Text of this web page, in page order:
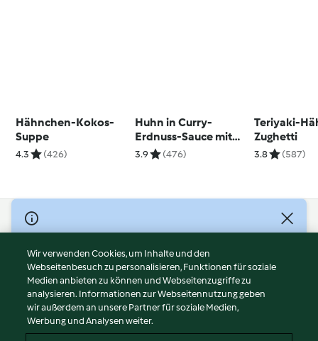
Hähnchen-Kokos-
Suppe
4.3 (426)
Huhn in Curry-
Erdnuss-Sauce mit
grünem Spargel und
3.9 (476)
Teriyaki-
Zughetti
3.8 (587)
© Copyright 2026
Nutzungsbedingungen
Datenschutzrichtlinien
Disclaimer
Impressum
Cookies
Wir verwenden Cookies, um Inhalte und den
Webseitenbesuch zu personalisieren, Funktionen für soziale
Medien anbieten zu können und Webseitenzugriffe zu
analysieren. Informationen zur Webseitennutzung geben
wir außerdem an unsere Partner für soziale Medien,
Werbung und Analysen weiter.